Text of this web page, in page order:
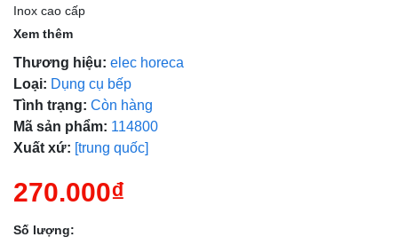
Inox cao cấp
Xem thêm
Thương hiệu: elec horeca
Loại: Dụng cụ bếp
Tình trạng: Còn hàng
Mã sản phẩm: 114800
Xuất xứ: [trung quốc]
270.000₫
Số lượng: